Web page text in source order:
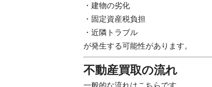
・建物の劣化
・固定資産税負担
・近隣トラブル
が発生する可能性があります。
不動産買取の流れ
一般的な流れはこちらです。